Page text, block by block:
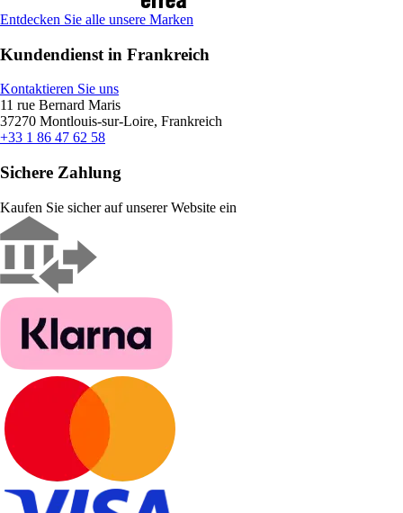
Entdecken Sie alle unsere Marken
Kundendienst in Frankreich
Kontaktieren Sie uns
11 rue Bernard Maris
37270 Montlouis-sur-Loire, Frankreich
+33 1 86 47 62 58
Sichere Zahlung
Kaufen Sie sicher auf unserer Website ein